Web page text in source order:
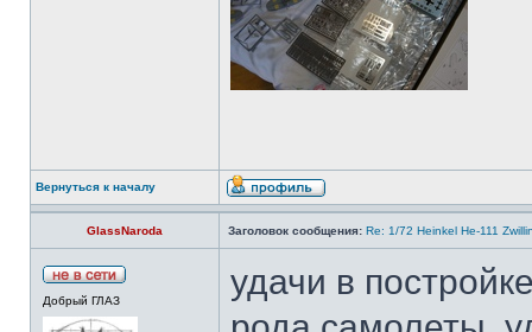
Вернуться к началу
GlassNaroda Заголовок сообщения: Re: 1/72 Heinkel He-111
Добрый ГЛАЗ
удачи в